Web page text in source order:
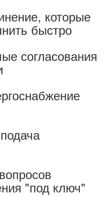
которые
быстро
согласования
"под ключ"